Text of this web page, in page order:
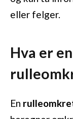
eller felger.
Hva er en
En